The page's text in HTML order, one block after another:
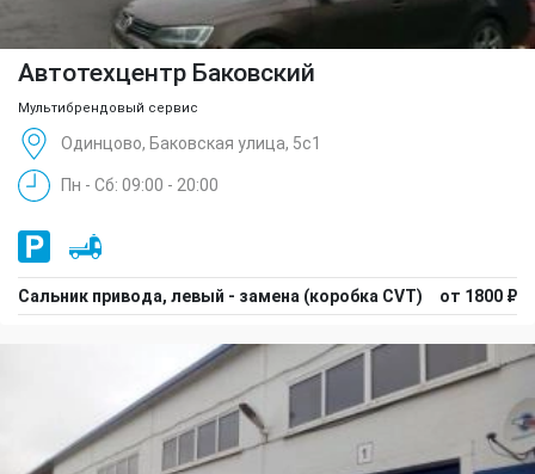
Автотехцентр Баковский
Мультибрендовый сервис
Одинцово, Баковская улица, 5с1
Пн - Сб: 09:00 - 20:00
Сальник привода, левый - замена (коробка CVT) от 1800 ₽